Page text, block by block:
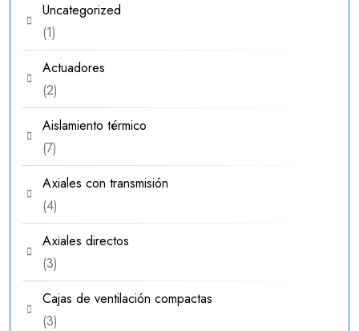
Uncategorized
11
producto
Actuadores
22
productos
Aislamiento térmico
77
productos
Axiales con transmisión
44
productos
Axiales directos
33
productos
Cajas de ventilación compactas
33